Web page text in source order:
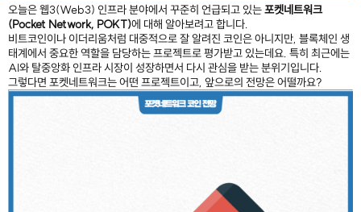
오늘은 웹3(Web3) 인프라 분야에서 꾸준히 언급되고 있는포켓네트워크
(Pocket Network, POKT)에 대해 알아보려고 합니다.
비트코인이나 이더리움처럼 대중적으로 잘 알려진 코인은 아니지만, 블록체인 생
태계에서 중요한 역할을 담당하는 프로젝트로 평가받고 있는데요. 특히 최근에는
AI와 탈중앙화 인프라 시장이 성장하면서 다시 관심을 받는 분위기입니다.
그렇다면 포켓네트워크는 어떤 프로젝트이고, 앞으로의 전망은 어떨까요?